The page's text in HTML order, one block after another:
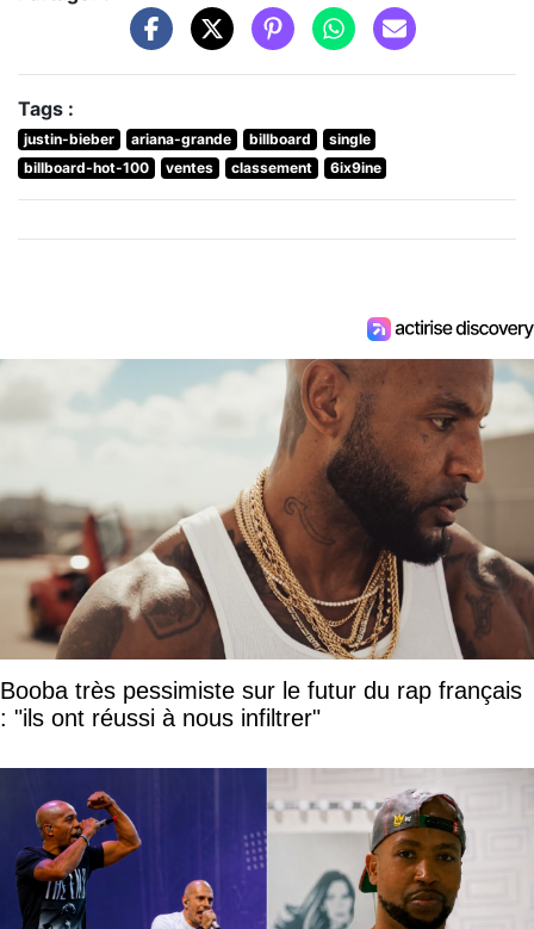
Tags :
justin-bieber ariana-grande billboard
single
billboard-hot-100
ventes classement 6ix9ine
Booba très pessimiste sur le futur du rap français
: "ils ont réussi à nous infiltrer"